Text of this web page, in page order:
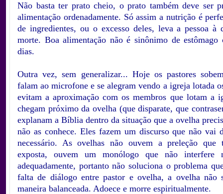
Não basta ter prato cheio, o prato também deve ser
alimentação ordenadamente. Só assim a nutrição é
de ingredientes, ou o excesso deles, leva a pessoa à
morte. Boa alimentação não é sinônimo de estômago
dias.
Outra vez, sem generalizar... Hoje os pastores
falam ao microfone e se alegram vendo a igreja lotada
evitam a aproximação com os membros que lotam a
chegam próximo da ovelha (que disparate, que
explanam a Bíblia dentro da situação que a ovelha
não as conhece. Eles fazem um discurso que não vai
necessário. As ovelhas não ouvem a preleção que
exposta, ouvem um monólogo que não interfere
adequadamente, portanto não soluciona o problema
falta de diálogo entre pastor e ovelha, a ovelha não
maneira balanceada. Adoece e morre espiritualmente.